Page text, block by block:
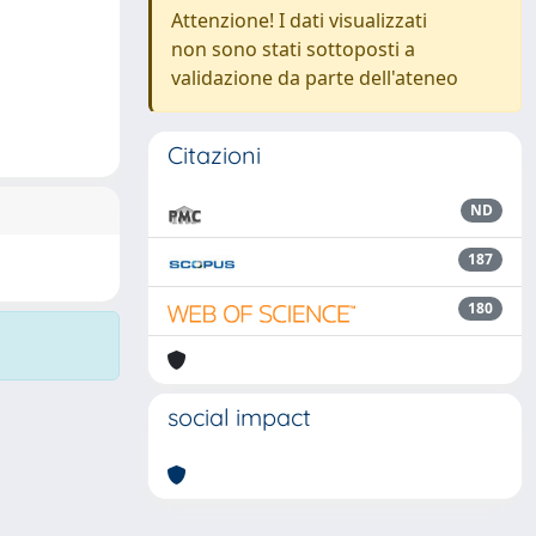
Attenzione! I dati visualizzati
non sono stati sottoposti a
validazione da parte dell'ateneo
Citazioni
ND
187
180
social impact